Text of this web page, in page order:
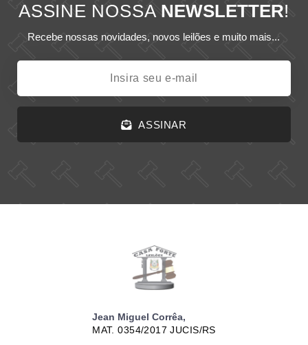
ASSINE NOSSA NEWSLETTER!
Recebe nossas novidades, novos leilões e muito mais...
ASSINAR
Jean Miguel Corrêa,
MAT. 0354/2017 JUCIS/RS